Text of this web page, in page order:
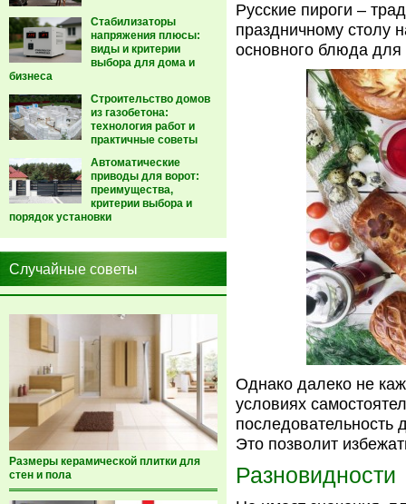
Стабилизаторы
напряжения плюсы:
виды и критерии
выбора для дома и
бизнеса
Строительство домов
из газобетона:
технология работ и
практичные советы
Автоматические
приводы для ворот:
преимущества,
критерии выбора и
порядок установки
Случайные советы
Размеры керамической плитки для
стен и пола
Русские пироги –
праздничному столу
основного блюда для
Однако далеко не
условиях
последовательность
Это позволит
Разновидности